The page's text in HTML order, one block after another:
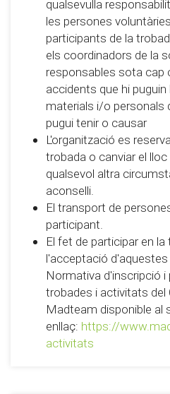
qualsevulla
les persones
participants de la
els coordinadors de la
responsables sota cap
accidents que hi
materials i/o personals
pugui tenir o causar
L'organització es
trobada o canviar el
qualsevol altra
aconselli.
El transport de
participant.
El fet de participar en
l'acceptació
Normativa d'inscripció i
trobades i activitats del
Madteam disponible al
enllaç: https://
activitats